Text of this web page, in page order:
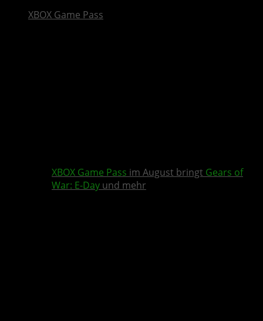
XBOX Game Pass
XBOX Game Pass im August bringt Gears of
War: E-Day und mehr